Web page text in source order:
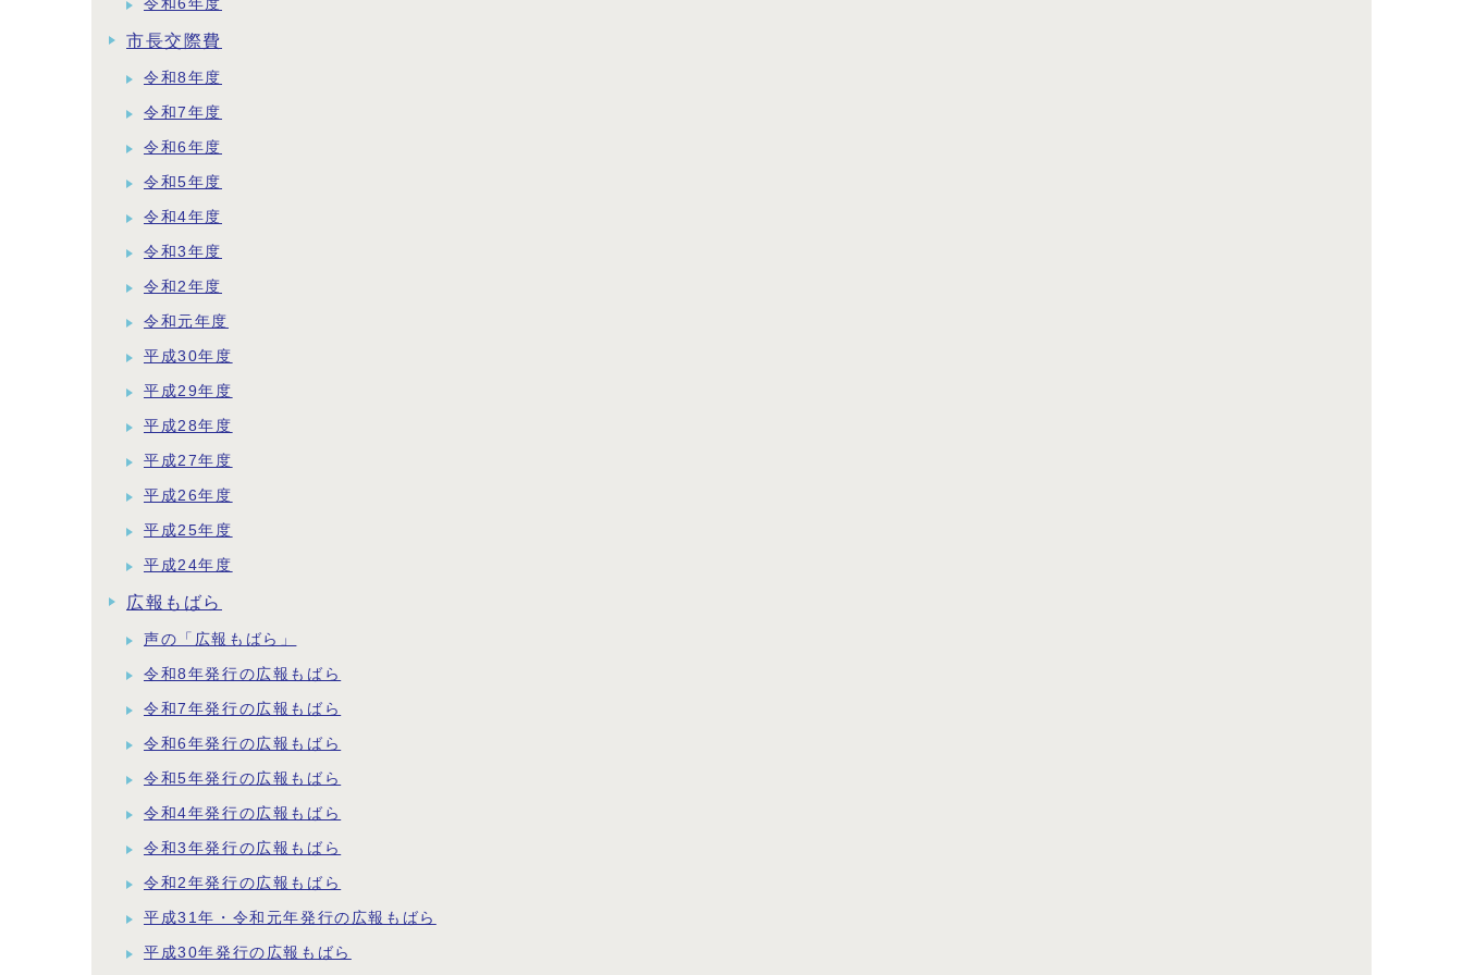
令和6年度
市長交際費
令和8年度
令和7年度
令和6年度
令和5年度
令和4年度
令和3年度
令和2年度
令和元年度
平成30年度
平成29年度
平成28年度
平成27年度
平成26年度
平成25年度
平成24年度
広報もばら
声の「広報もばら」
令和8年発行の広報もばら
令和7年発行の広報もばら
令和6年発行の広報もばら
令和5年発行の広報もばら
令和4年発行の広報もばら
令和3年発行の広報もばら
令和2年発行の広報もばら
平成31年・令和元年発行の広報もばら
平成30年発行の広報もばら